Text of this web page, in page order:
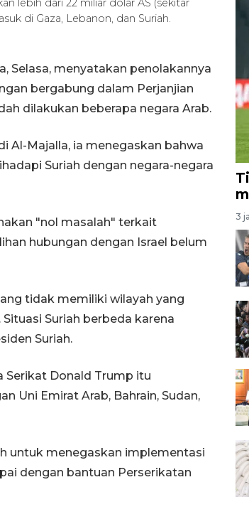
lebih dari 22 miliar dolar AS (sekitar
di Gaza, Lebanon, dan Suriah.
Selasa, menyatakan penolakannya
bergabung dalam Perjanjian
dilakukan beberapa negara Arab.
Al-Majalla, ia menegaskan bahwa
Suriah dengan negara-negara
"nol masalah" terkait
hubungan dengan Israel belum
tidak memiliki wilayah yang
Suriah berbeda karena
Suriah.
Serikat Donald Trump itu
Uni Emirat Arab, Bahrain, Sudan,
untuk menegaskan implementasi
dengan bantuan Perserikatan
3